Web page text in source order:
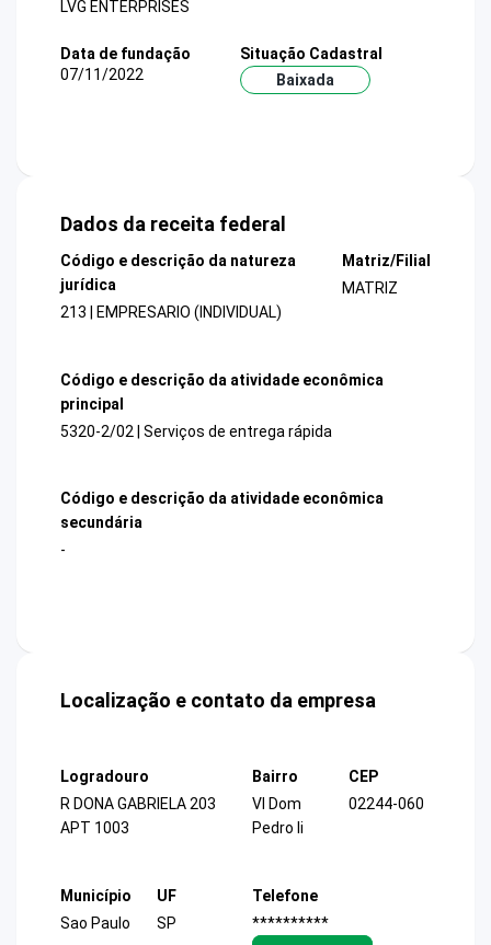
LVG ENTERPRISES
Data de fundação
07/11/2022
Situação Cadastral
Baixada
Dados da receita federal
Código e descrição da natureza
jurídica
213 | EMPRESARIO (INDIVIDUAL)
Matriz/Filial
MATRIZ
Código e descrição da atividade econômica
principal
5320-2/02 | Serviços de entrega rápida
Código e descrição da atividade econômica
secundária
-
Localização e contato da empresa
Logradouro
R DONA GABRIELA 203
APT 1003
Bairro
Vl Dom
Pedro Ii
CEP
02244-060
Município
Sao Paulo
UF
SP
Telefone
**********